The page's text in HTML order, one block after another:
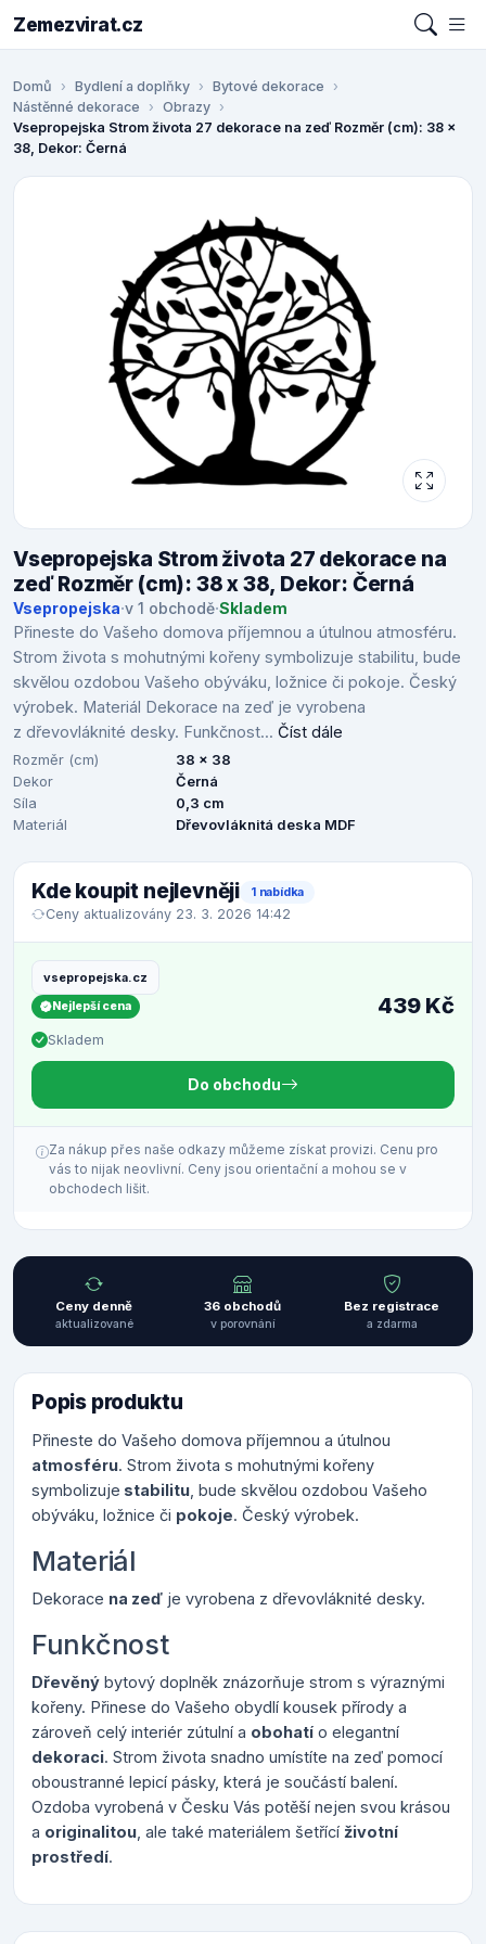
Zemezvirat.cz
Domů Bydlení a doplňky
Bytové dekorace
Nástěnné dekorace
Obrazy
Vsepropejska Strom života 27 dekorace na zeď Rozměr (cm): 38 x
38, Dekor: Černá
Vsepropejska Strom života 27 dekorace na
zeď Rozměr (cm): 38 x 38, Dekor: Černá
Vsepropejska·v 1 obchodě·Skladem
Přineste do Vašeho domova příjemnou a útulnou atmosféru.
Strom života s mohutnými kořeny symbolizuje stabilitu, bude
skvělou ozdobou Vašeho obýváku, ložnice či pokoje. Český
výrobek. Materiál Dekorace na zeď je vyrobena
z dřevovláknité desky. Funkčnost... Číst dále
Rozměr (cm)
38 x 38
Dekor
Černá
Síla
0,3 cm
Materiál
Dřevovláknitá deska MDF
Kde koupit nejlevněji 1 nabídka
Ceny aktualizovány 23. 3. 2026 14:42
vsepropejska.cz
Nejlepší cena
Skladem
439 Kč
Do obchodu
Za nákup přes naše odkazy můžeme získat provizi. Cenu pro
vás to nijak neovlivní. Ceny jsou orientační a mohou se v
obchodech lišit.
Ceny denně
aktualizované
36 obchodů
v porovnání
Bez registrace
a zdarma
Popis produktu
Přineste do Vašeho domova příjemnou a útulnou
atmosféru. Strom života s mohutnými kořeny
symbolizuje stabilitu , bude skvělou ozdobou Vašeho
obýváku, ložnice či pokoje. Český výrobek.
Materiál
Dekorace na zeď je vyrobena z dřevovláknité desky.
Funkčnost
Dřevěný bytový doplněk znázorňuje strom s výraznými
kořeny. Přinese do Vašeho obydlí kousek přírody a
zároveň celý interiér zútulní a obohatí o elegantní
dekoraci. Strom života snadno umístíte na zeď pomocí
oboustranné lepicí pásky, která je součástí balení.
Ozdoba vyrobená v Česku Vás potěší nejen svou krásou
a originalitou , ale také materiálem šetřící životní
prostředí.